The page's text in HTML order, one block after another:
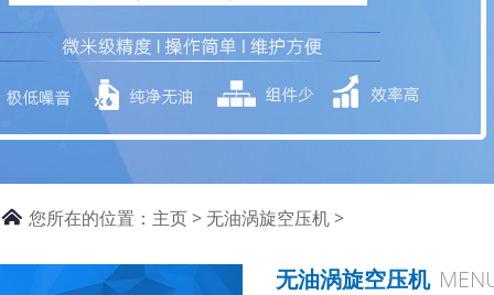
您所在的位置： 主页> 无油涡旋空压机>
无油涡旋空压机